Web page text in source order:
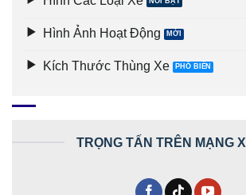
Hình Ảnh Hoạt Động
Kích Thước Thùng Xe
TRỌNG TẤN TRÊN MẠNG